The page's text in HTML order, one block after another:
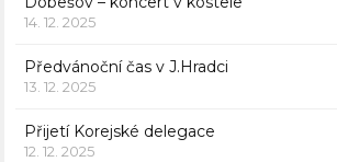
14. 12. 2025
Předvánoční čas v J.Hradci
13. 12. 2025
Přijetí Korejské delegace
12. 12. 2025